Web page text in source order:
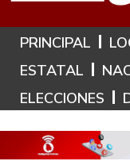
Hoy
PRINCIPAL
ESTATAL
ELECCIONES